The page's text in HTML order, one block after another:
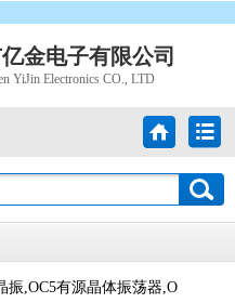
金电子有限公司
YiJin Electronics CO., LTD
振,OC5有源晶体振荡器,O